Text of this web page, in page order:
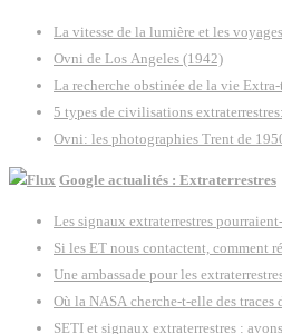
La vitesse de la lumière et les
Ovni de Los Angeles (1942)
La recherche obstinée de la vie Extra-
5 types de civilisations
Ovni: les photographies Trent de
Google actualités : Extraterrestres
Les signaux extraterrestres
Si les ET nous contactent, comment
Une ambassade pour les
Où la NASA cherche-t-elle des
SETI et signaux extraterrestres :